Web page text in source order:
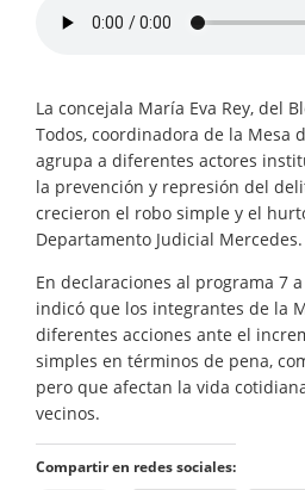
La concejala María Eva Rey, del
Todos, coordinadora de la Mesa
agrupa a diferentes actores
la prevención y represión del
crecieron el robo simple y el
Departamento Judicial Mercedes.
En declaraciones al programa 7
indicó que los integrantes de la
diferentes acciones ante el
simples en términos de pena,
pero que afectan la vida
vecinos.
Compartir en redes sociales: